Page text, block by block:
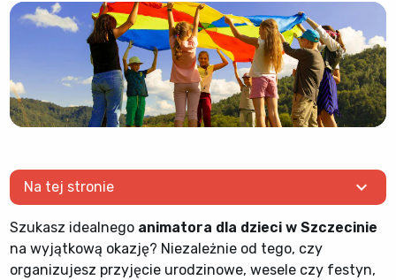
Na tej stronie expand_more
Szukasz idealnego animatora dla dzieci w Szczecinie
na wyjątkową okazję? Niezależnie od tego, czy
organizujesz przyjęcie urodzinowe, wesele czy festyn,